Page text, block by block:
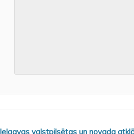
Jelgavas valstpilsētas un novada